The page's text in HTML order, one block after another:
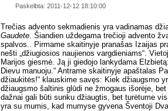
Paskelbta: 2011-12-12 18:10:00
Trečias advento sekmadienis yra vadinamas
Gaudete . Šiandien uždegama trečioji advento
spalvos.. Pirmame skaitinyje pranašas Izaijas
nešti „džiugiosios naujienos vargdieniams“.
Marijos giesmė. Ją ji giedojo lankydama
Dievu manuoju.“ Antrame skaitinyje apaštalas
džiaukitės!“ klauskime savęs: Kiek džiaugsmo
džiaugsmo šaltinis glūdi ne žmogaus išorėje,
dažnai gali būti sunku džiaugtis, bet turėtume
yra su mumis, kad mumyse gyvena Šventoji